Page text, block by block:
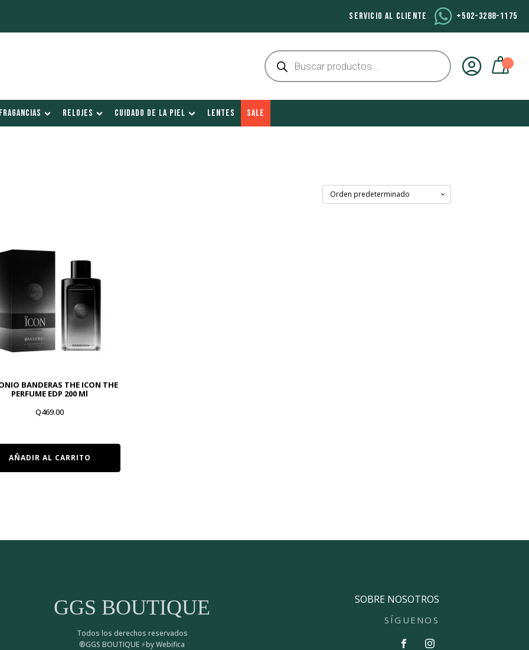
SERVICIO AL CLIENTE +502-3288-1175
Búsqueda
de
productos
FRAGANCIAS RELOJES CUIDADO DE LA PIEL LENTES SALE
BANDERAS THE ICON THE
PERFUME EDP 200 Ml
Q469.00
AÑADIR AL CARRITO
GGS BOUTIQUE
Todos los derechos reservados
®GGS BOUTIQUE ⚡by Webifica
SOBRE NOSOTROS
SÍGUENOS